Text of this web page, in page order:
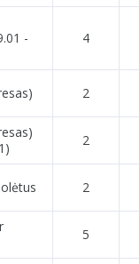
-
4
2
2
2
5